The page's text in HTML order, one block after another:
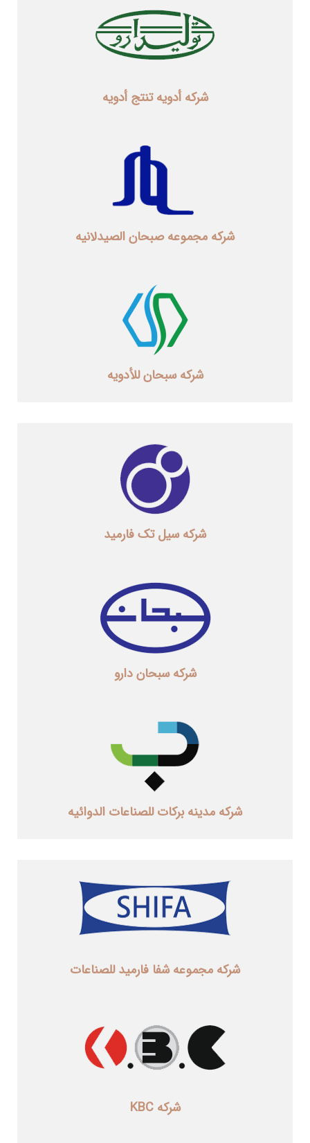
شرکه أدویه تنتج أدویه
شرکه مجموعه صبحان الصیدلانیه
شرکه سبحان للأدویه
شرکه سیل تک فارمید
شرکه سبحان دارو
شرکه مدینه برکات للصناعات الدوائیه
شرکه مجموعه شفا فارمید للصناعات
شرکه KBC